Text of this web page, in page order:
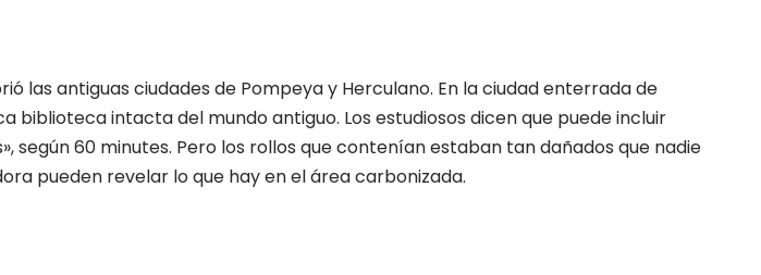
las antiguas ciudades de Pompeya y Herculano. En la ciudad enterrada de
biblioteca intacta del mundo antiguo. Los estudiosos dicen que puede incluir
según 60 minutes. Pero los rollos que contenían estaban tan dañados que nadie
pueden revelar lo que hay en el área carbonizada.